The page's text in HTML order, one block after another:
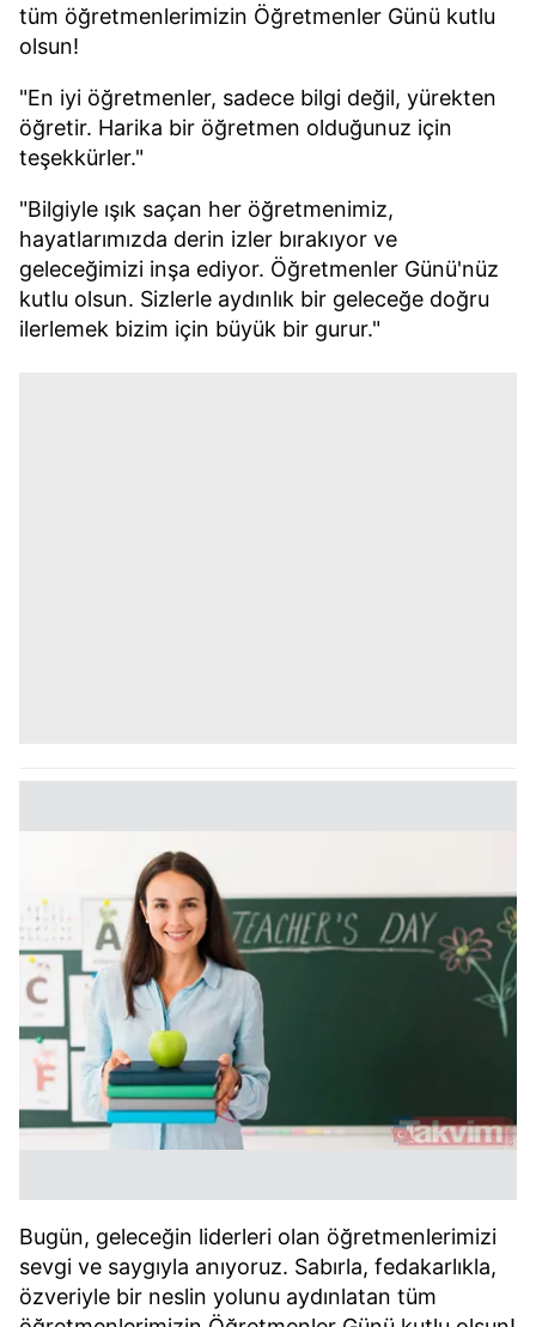
tüm öğretmenlerimizin Öğretmenler Günü kutlu
olsun!
"En iyi öğretmenler, sadece bilgi değil, yürekten
öğretir. Harika bir öğretmen olduğunuz için
teşekkürler."
"Bilgiyle ışık saçan her öğretmenimiz,
hayatlarımızda derin izler bırakıyor ve
geleceğimizi inşa ediyor. Öğretmenler Günü'nüz
kutlu olsun. Sizlerle aydınlık bir geleceğe doğru
ilerlemek bizim için büyük bir gurur."
Bugün, geleceğin liderleri olan öğretmenlerimizi
sevgi ve saygıyla anıyoruz. Sabırla, fedakarlıkla,
özveriyle bir neslin yolunu aydınlatan tüm